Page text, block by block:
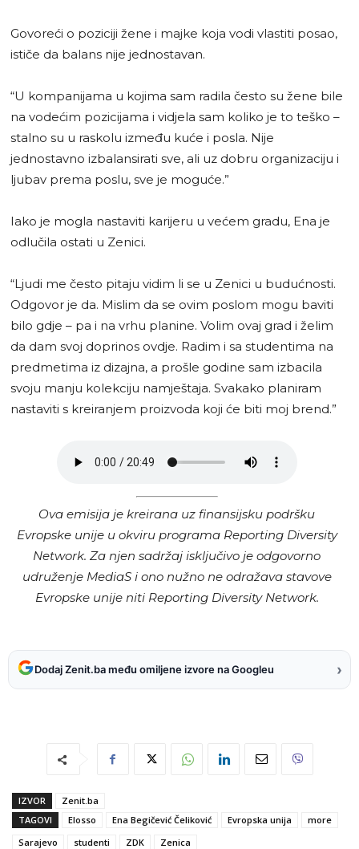
Govoreći o poziciji žene i majke koja vodi vlastiti posao,
ističe da balans nije jednostavan.
“U kompanijama u kojima sam radila često su žene bile
na vodećim pozicijama i vidjela sam koliko je to teško –
stalno su u raskolu između kuće i posla. Nije
jednostavno izbalansirati sve, ali uz dobru organizaciju i
ljubav prema poslu, sve je moguće.”
Iako je mogla nastaviti karijeru u većem gradu, Ena je
odlučila ostati u Zenici.
“Ljudi me često pitaju vidim li se u Zenici u budućnosti.
Odgovor je da. Mislim da se ovim poslom mogu baviti
bilo gdje – pa i na vrhu planine. Volim ovaj grad i želim
da dam svoj doprinos ovdje. Radim i sa studentima na
predmetima iz dizajna, a prošle godine sam izbacila
svoju manju kolekciju namještaja. Svakako planiram
nastaviti s kreiranjem proizvoda koji će biti moj brend.”
Ova emisija je kreirana uz finansijsku podršku
Evropske unije u okviru programa Reporting Diversity
Network. Za njen sadržaj isključivo je odgovorno
udruženje MediaS i ono nužno ne odražava stavove
Evropske unije niti Reporting Diversity Network.
Dodaj Zenit.ba među omiljene izvore na Googleu ›
IZVOR
Zenit.ba
TAGOVI
Elosso Ena Begičević Čeliković Evropska unija
more
Sarajevo
studenti ZDK Zenica